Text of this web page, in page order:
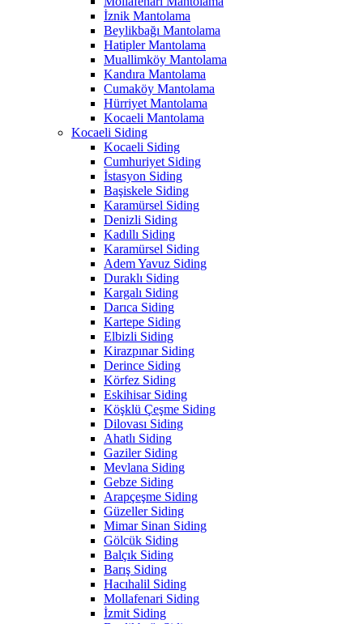
İznik Mantolama
Beylikbağı Mantolama
Hatipler Mantolama
Muallimköy Mantolama
Kandıra Mantolama
Cumaköy Mantolama
Hürriyet Mantolama
Kocaeli Mantolama
Kocaeli Siding
Kocaeli Siding
Cumhuriyet Siding
İstasyon Siding
Başiskele Siding
Karamürsel Siding
Denizli Siding
Kadıllı Siding
Karamürsel Siding
Adem Yavuz Siding
Duraklı Siding
Kargalı Siding
Darıca Siding
Kartepe Siding
Elbizli Siding
Kirazpınar Siding
Derince Siding
Körfez Siding
Eskihisar Siding
Köşklü Çeşme Siding
Dilovası Siding
Ahatlı Siding
Gaziler Siding
Mevlana Siding
Gebze Siding
Arapçeşme Siding
Güzeller Siding
Mimar Sinan Siding
Gölcük Siding
Balçık Siding
Barış Siding
Hacıhalil Siding
Mollafenari Siding
İzmit Siding